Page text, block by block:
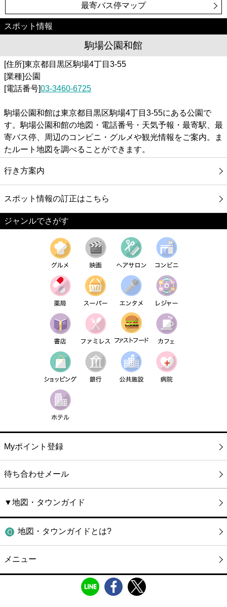
最寄バス停マップ
スポット情報
駒場公園和館
[住所]東京都目黒区駒場4丁目3-55
[業種]公園
[電話番号]03-3460-6725
駒場公園和館は東京都目黒区駒場4丁目3-55にある公園で
す。駒場公園和館の地図・電話番号・天気予報・最寄駅、最
寄バス停、周辺のコンビニ・グルメや観光情報をご案内。ま
たルート地図を調べることができます。
行き方案内
スポット情報の訂正はこちら
ジャンルでさがす
Myポイント登録
待ち合わせメール
▼地図・タウンガイド
地図・タウンガイドとは?
メニュー